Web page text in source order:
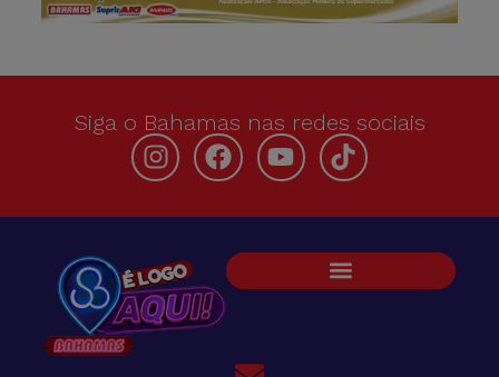
Siga o Bahamas nas redes sociais